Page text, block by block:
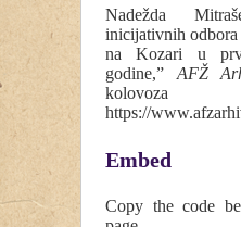
Nadežda
inicijativnih
na Kozari u
godine,”AFŽ
https://
Embed
Copy the code